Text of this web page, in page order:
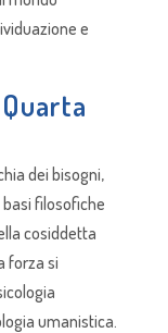
e
dei bisogni,
filosofiche
cosiddetta
forza si
umanistica.